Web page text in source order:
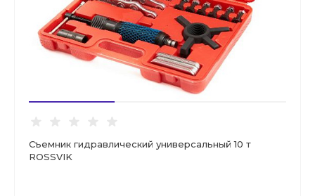
Съемник гидравлический универсальный 10 т
ROSSVIK